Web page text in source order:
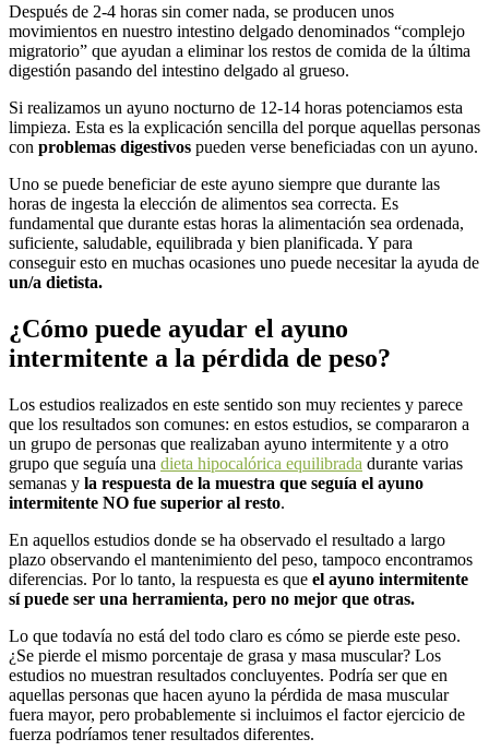
Después de 2-4 horas sin comer nada, se producen unos
movimientos en nuestro intestino delgado denominados “complejo
migratorio” que ayudan a eliminar los restos de comida de la última
digestión pasando del intestino delgado al grueso.
Si realizamos un ayuno nocturno de 12-14 horas potenciamos esta
limpieza. Esta es la explicación sencilla del porque aquellas personas
con problemas digestivos pueden verse beneficiadas con un ayuno.
Uno se puede beneficiar de este ayuno siempre que durante las
horas de ingesta la elección de alimentos sea correcta. Es
fundamental que durante estas horas la alimentación sea ordenada,
suficiente, saludable, equilibrada y bien planificada. Y para
conseguir esto en muchas ocasiones uno puede necesitar la ayuda de
un/a dietista.
¿Cómo puede ayudar el ayuno
intermitente a la pérdida de peso?
Los estudios realizados en este sentido son muy recientes y parece
que los resultados son comunes: en estos estudios, se compararon a
un grupo de personas que realizaban ayuno intermitente y a otro
grupo que seguía una dieta hipocalórica equilibrada durante varias
semanas y la respuesta de la muestra que seguía el ayuno
intermitente NO fue superior al resto.
En aquellos estudios donde se ha observado el resultado a largo
plazo observando el mantenimiento del peso, tampoco encontramos
diferencias. Por lo tanto, la respuesta es que el ayuno intermitente
sí puede ser una herramienta, pero no mejor que otras.
Lo que todavía no está del todo claro es cómo se pierde este peso.
¿Se pierde el mismo porcentaje de grasa y masa muscular? Los
estudios no muestran resultados concluyentes. Podría ser que en
aquellas personas que hacen ayuno la pérdida de masa muscular
fuera mayor, pero probablemente si incluimos el factor ejercicio de
fuerza podríamos tener resultados diferentes.